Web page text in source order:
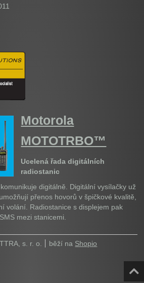
Motorola
MOTOTRBO™
Ucelená řada digitálních
radiostanic
digitálně. Digitální vysílačky už
přenos hovorů v špičkové kvalitě,
volání. Radiostanice s displejem pak
mezi stanicemi.
s. r. o. běží na Shopio